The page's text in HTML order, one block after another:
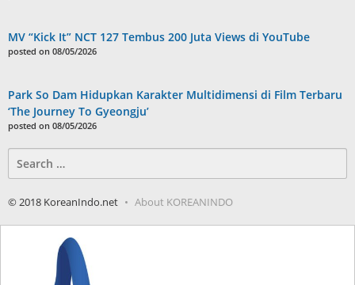
MV “Kick It” NCT 127 Tembus 200 Juta Views di YouTube
posted on 08/05/2026
Park So Dam Hidupkan Karakter Multidimensi di Film Terbaru
‘The Journey To Gyeongju’
posted on 08/05/2026
for:
© 2018 KoreanIndo.net About KOREANINDO